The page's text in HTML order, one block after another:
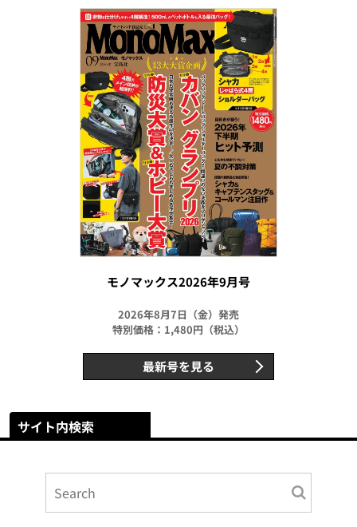
モノマックス2026年9月号
2026年8月7日（金）発売
特別価格：1,480円（税込）
最新号を見る
サイト内検索